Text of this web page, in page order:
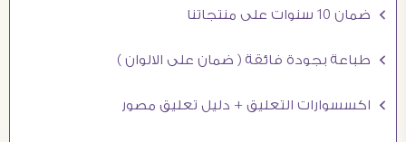
Ö ضمان 10 سنوات على منتجاتنا
Ö طباعة بجودة فائقة ( ضمان على الالوان )
Ö اكسسوارات التعليق + دليل تعليق مصور